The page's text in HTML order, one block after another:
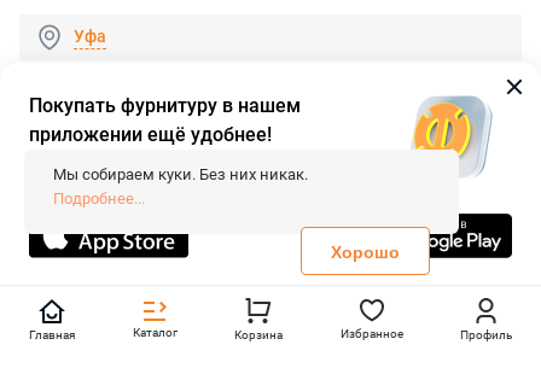
Уфа
© 2026 «FieraShop.ru»
Сопровождение сайта
- Вебформат.
Все права защищены.
Не является публичной офертой
Политика конфиденциальности
Главная Каталог Корзина Избранное Профиль
Покупать фурнитуру в нашем
приложении ещё удобнее!
Мы собираем куки. Без них никак.
Подробнее...
Хорошо